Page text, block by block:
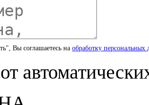
Вы соглашаетесь на обработку персональных